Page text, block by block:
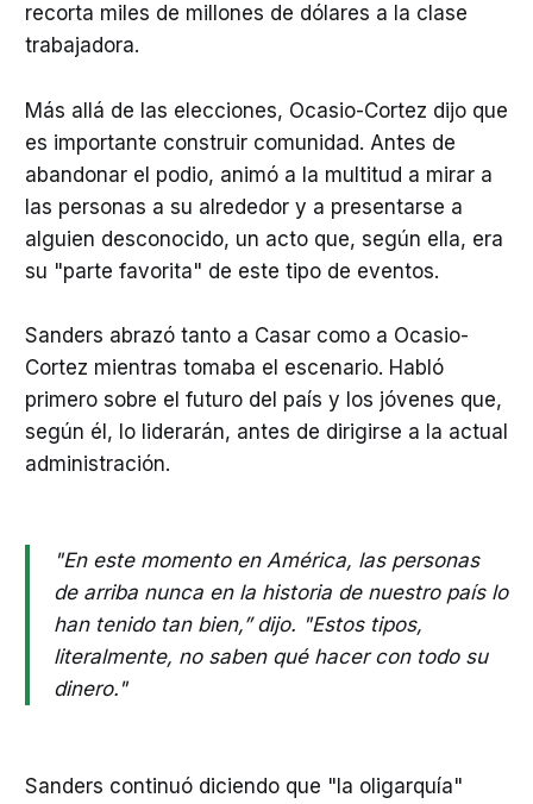
recorta miles de millones de dólares a la clase
trabajadora.
Más allá de las elecciones, Ocasio-Cortez dijo que
es importante construir comunidad. Antes de
abandonar el podio, animó a la multitud a mirar a
las personas a su alrededor y a presentarse a
alguien desconocido, un acto que, según ella, era
su "parte favorita" de este tipo de eventos.
Sanders abrazó tanto a Casar como a Ocasio-
Cortez mientras tomaba el escenario. Habló
primero sobre el futuro del país y los jóvenes que,
según él, lo liderarán, antes de dirigirse a la actual
administración.
"En este momento en América, las personas
de arriba nunca en la historia de nuestro país lo
han tenido tan bien,” dijo. "Estos tipos,
literalmente, no saben qué hacer con todo su
dinero."
Sanders continuó diciendo que "la oligarquía"